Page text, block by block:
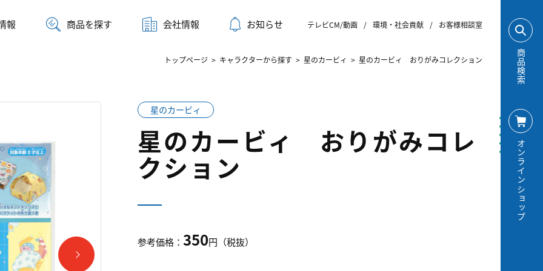
報 商品を探す 会社情報 お知らせ テレビCM/動画 / 環境・社会貢献 / お客様相談室
トップページ > キャラクターから探す > 星のカービィ > 星のカービィ おりがみコレクション
星のカービィ
星のカービィ おりがみコレ
クション
参考価格： 350円（税抜）
商品検索
オンラインショップ